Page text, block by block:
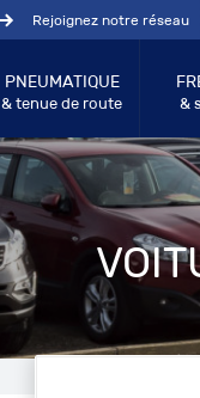
Rejoignez notre réseau
PNEUMATIQUE
& tenue de route &